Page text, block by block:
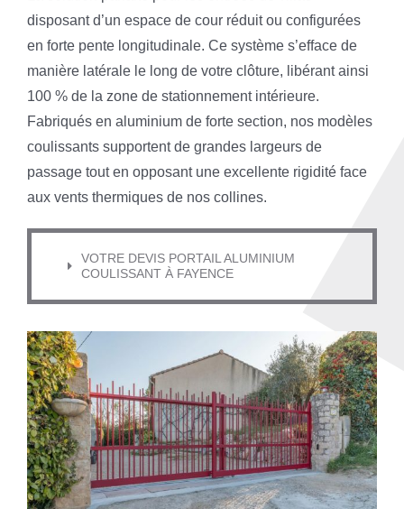
disposant d’un espace de cour réduit ou configurées
en forte pente longitudinale. Ce système s’efface de
manière latérale le long de votre clôture, libérant ainsi
100 % de la zone de stationnement intérieure.
Fabriqués en aluminium de forte section, nos modèles
coulissants supportent de grandes largeurs de
passage tout en opposant une excellente rigidité face
aux vents thermiques de nos collines.
VOTRE DEVIS PORTAIL ALUMINIUM
COULISSANT À FAYENCE